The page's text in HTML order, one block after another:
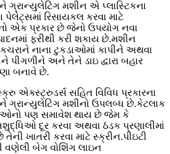
ગ્રાન્યુલેટિંગ મશીન એ પ્લાસ્ટિકના
રિસાયકલ કરવા માટે
એક પ્રકાર છે જેનો ઉપયોગ નવા
ફરીથી કરી શકાય છે.મશીન
કચરાને નાના ટુકડાઓમાં કાપીને અથવા
પીગળીને અને તેને ડાઇ દ્વારા બહાર
બનાવે છે.
એક્સ્ટ્રુડર્સ સહિત વિવિધ પ્રકારના
ગ્રાન્યુલેટિંગ મશીનો ઉપલબ્ધ છે.કેટલાક
પણ સમાવેશ થાય છે જેમ કે
દૂર કરવા અથવા ઠંડક પ્રણાલીમાં
ખાતરી કરવા માટે સ્ક્રીન.પીઇટી
વણેલી બેગ વોશિંગ લાઇન